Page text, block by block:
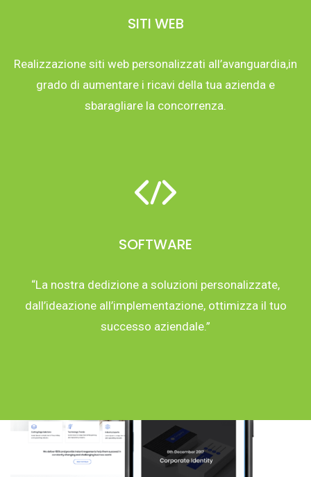
SITI WEB
Realizzazione siti web personalizzati all’avanguardia,in
grado di aumentare i ricavi della tua azienda e
sbaragliare la concorrenza.
SOFTWARE
“La nostra dedizione a soluzioni personalizzate,
dall’ideazione all’implementazione, ottimizza il tuo
successo aziendale.”